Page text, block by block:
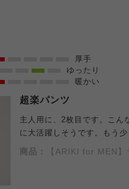
厚手
ゆったり
暖かい
超楽パンツ
主人用に、2枚目です。こん
に大活躍しそうです。もう
商品： 【ARIKI for MEN】